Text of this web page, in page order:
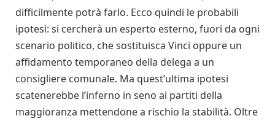
difficilmente potrà farlo. Ecco quindi le probabili
ipotesi: si cercherà un esperto esterno, fuori da ogni
scenario politico, che sostituisca Vinci oppure un
affidamento temporaneo della delega a un
consigliere comunale. Ma quest’ultima ipotesi
scatenerebbe l’inferno in seno ai partiti della
maggioranza mettendone a rischio la stabilità. Oltre